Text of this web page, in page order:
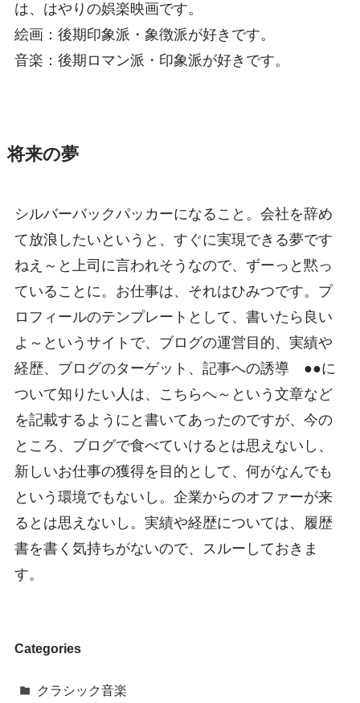
は、はやりの娯楽映画です。
絵画：後期印象派・象徴派が好きです。
音楽：後期ロマン派・印象派が好きです。
将来の夢
シルバーバックパッカーになること。会社を辞め
て放浪したいというと、すぐに実現できる夢です
ねえ～と上司に言われそうなので、ずーっと黙っ
ていることに。お仕事は、それはひみつです。プ
ロフィールのテンプレートとして、書いたら良い
よ～というサイトで、ブログの運営目的、実績や
経歴、ブログのターゲット、記事への誘導 ●●に
ついて知りたい人は、こちらへ～という文章など
を記載するようにと書いてあったのですが、今の
ところ、ブログで食べていけるとは思えないし、
新しいお仕事の獲得を目的として、何がなんでも
という環境でもないし。企業からのオファーが来
るとは思えないし。実績や経歴については、履歴
書を書く気持ちがないので、スルーしておきま
す。
Categories
クラシック音楽